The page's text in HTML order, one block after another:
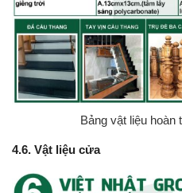
Bảng vật liệu hoàn
4.6. Vật liệu cửa